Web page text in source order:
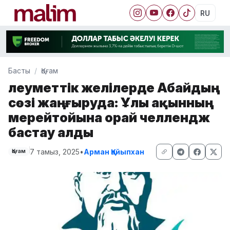
RU
Басты Қоғам
Әлеуметтік желілерде Абайдың
сөзі жаңғыруда: Ұлы ақынның
мерейтойына орай челлендж
бастау алды
Қоғам 7 тамыз, 2025•Арман Қайыпхан